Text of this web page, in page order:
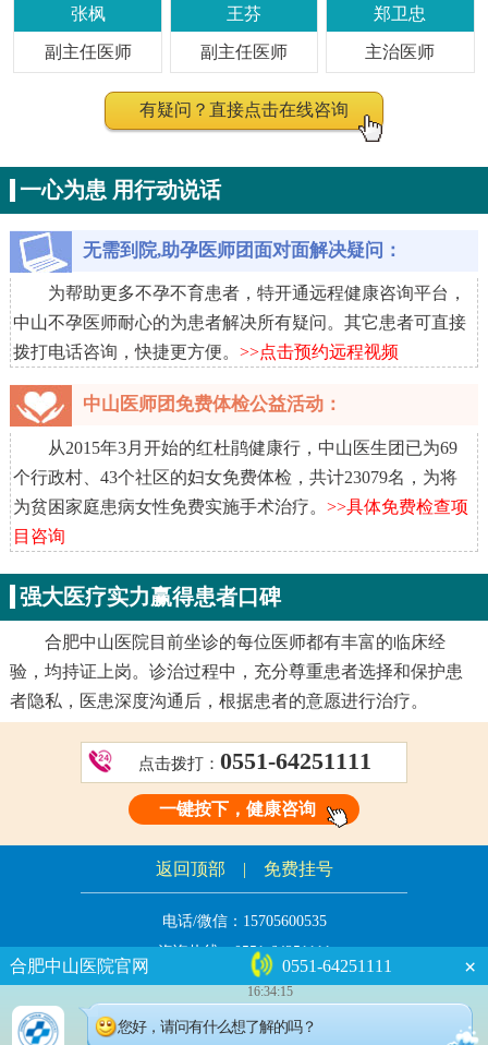
张枫
副主任医师
王芬
副主任医师
郑卫忠
主治医师
有疑问？直接点击在线咨询
一心为患 用行动说话
无需到院,助孕医师团面对面解决疑问：
为帮助更多不孕不育患者，特开通远程健康咨询平台，
中山不孕医师耐心的为患者解决所有疑问。其它患者可直接
拨打电话咨询，快捷更方便。>>点击预约远程视频
中山医师团免费体检公益活动：
从2015年3月开始的红杜鹃健康行，中山医生团已为69
个行政村、43个社区的妇女免费体检，共计23079名，为将
为贫困家庭患病女性免费实施手术治疗。>>具体免费检查项
目咨询
强大医疗实力赢得患者口碑
合肥中山医院目前坐诊的每位医师都有丰富的临床经
验，均持证上岗。诊治过程中，充分尊重患者选择和保护患
者隐私，医患深度沟通后，根据患者的意愿进行治疗。
点击拨打： 0551-64251111
一键按下，健康咨询
返回顶部 | 免费挂号
电话/微信： 15705600535
咨询热线：0551-64251111
地址：合肥市瑶海区凤阳路8号（全椒路与凤阳路交口）
合肥中山医院版权所有
合肥中山医院官网 0551-64251111 ×
16:34:15